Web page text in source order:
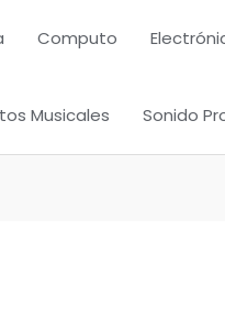
Computo
Musicales Sonido